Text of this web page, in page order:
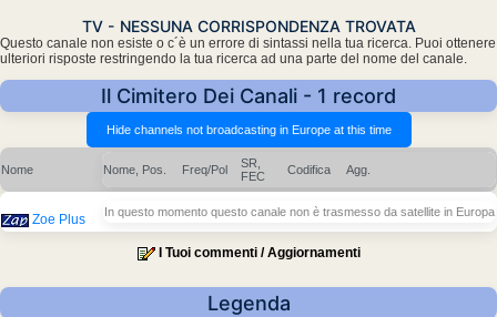
TV - NESSUNA CORRISPONDENZA TROVATA
Questo canale non esiste o c´è un errore di sintassi nella tua ricerca. Puoi ottenere
ulteriori risposte restringendo la tua ricerca ad una parte del nome del canale.
Il Cimitero Dei Canali - 1 record
Nome Nome, Pos. Freq/Pol
SR,
FEC
Codifica Agg.
Zoe Plus In questo momento questo canale non è trasmesso da satellite in Europa
I Tuoi commenti / Aggiornamenti
Legenda